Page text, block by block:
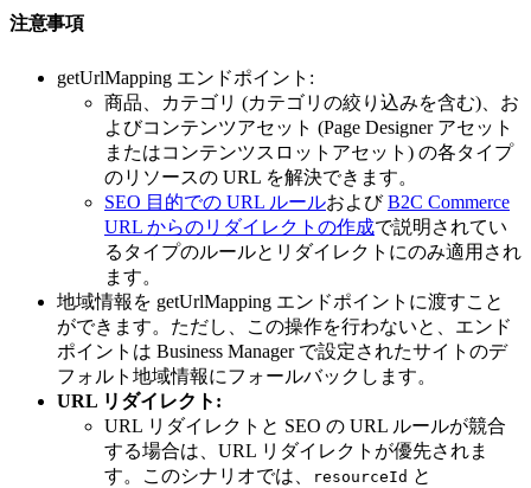
注意事項
getUrlMapping エンドポイント:
商品、カテゴリ (カテゴリの絞り込みを含む)、お
よびコンテンツアセット (Page Designer アセット
またはコンテンツスロットアセット) の各タイプ
のリソースの URL を解決できます。
SEO 目的での URL ルールおよびB2C Commerce
URL からのリダイレクトの作成で説明されてい
るタイプのルールとリダイレクトにのみ適用され
ます。
地域情報を getUrlMapping エンドポイントに渡すこと
ができます。ただし、この操作を行わないと、エンド
ポイントは Business Manager で設定されたサイトのデ
フォルト地域情報にフォールバックします。
URL リダイレクト:
URL リダイレクトと SEO の URL ルールが競合
する場合は、URL リダイレクトが優先されま
す。このシナリオでは、
resourceId と